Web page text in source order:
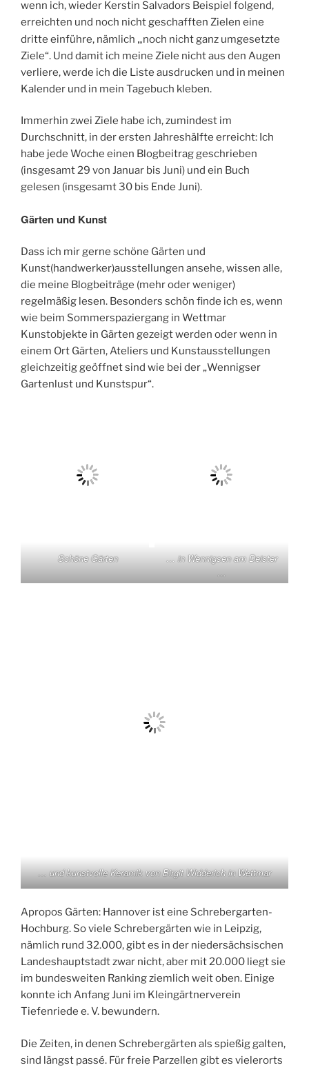
wenn ich, wieder Kerstin Salvadors Beispiel folgend,
erreichten und noch nicht geschafften Zielen eine
dritte einführe, nämlich „noch nicht ganz umgesetzte
Ziele“. Und damit ich meine Ziele nicht aus den Augen
verliere, werde ich die Liste ausdrucken und in meinen
Kalender und in mein Tagebuch kleben.
Immerhin zwei Ziele habe ich, zumindest im
Durchschnitt, in der ersten Jahreshälfte erreicht: Ich
habe jede Woche einen Blogbeitrag geschrieben
(insgesamt 29 von Januar bis Juni) und ein Buch
gelesen (insgesamt 30 bis Ende Juni).
Gärten und Kunst
Dass ich mir gerne schöne Gärten und
Kunst(handwerker)ausstellungen ansehe, wissen alle,
die meine Blogbeiträge (mehr oder weniger)
regelmäßig lesen. Besonders schön finde ich es, wenn
wie beim Sommerspaziergang in Wettmar
Kunstobjekte in Gärten gezeigt werden oder wenn in
einem Ort Gärten, Ateliers und Kunstausstellungen
gleichzeitig geöffnet sind wie bei der „Wennigser
Gartenlust und Kunstspur“.
Schöne Gärten
… in Wennigsen am Deister
…
… und kunstvolle Keramik von Birgit Widderich in Wettmar
Apropos Gärten: Hannover ist eine Schrebergarten-
Hochburg. So viele Schrebergärten wie in Leipzig,
nämlich rund 32.000, gibt es in der niedersächsischen
Landeshauptstadt zwar nicht, aber mit 20.000 liegt sie
im bundesweiten Ranking ziemlich weit oben. Einige
konnte ich Anfang Juni im Kleingärtnerverein
Tiefenriede e. V. bewundern.
Die Zeiten, in denen Schrebergärten als spießig galten,
sind längst passé. Für freie Parzellen gibt es vielerorts